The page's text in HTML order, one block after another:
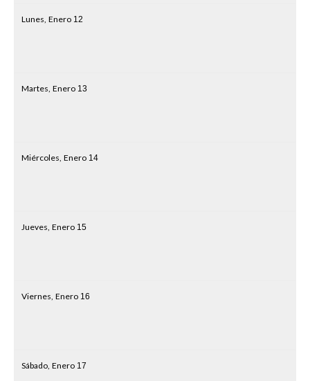
Lunes, Enero 12
Martes, Enero 13
Miércoles, Enero 14
Jueves, Enero 15
Viernes, Enero 16
Sábado, Enero 17